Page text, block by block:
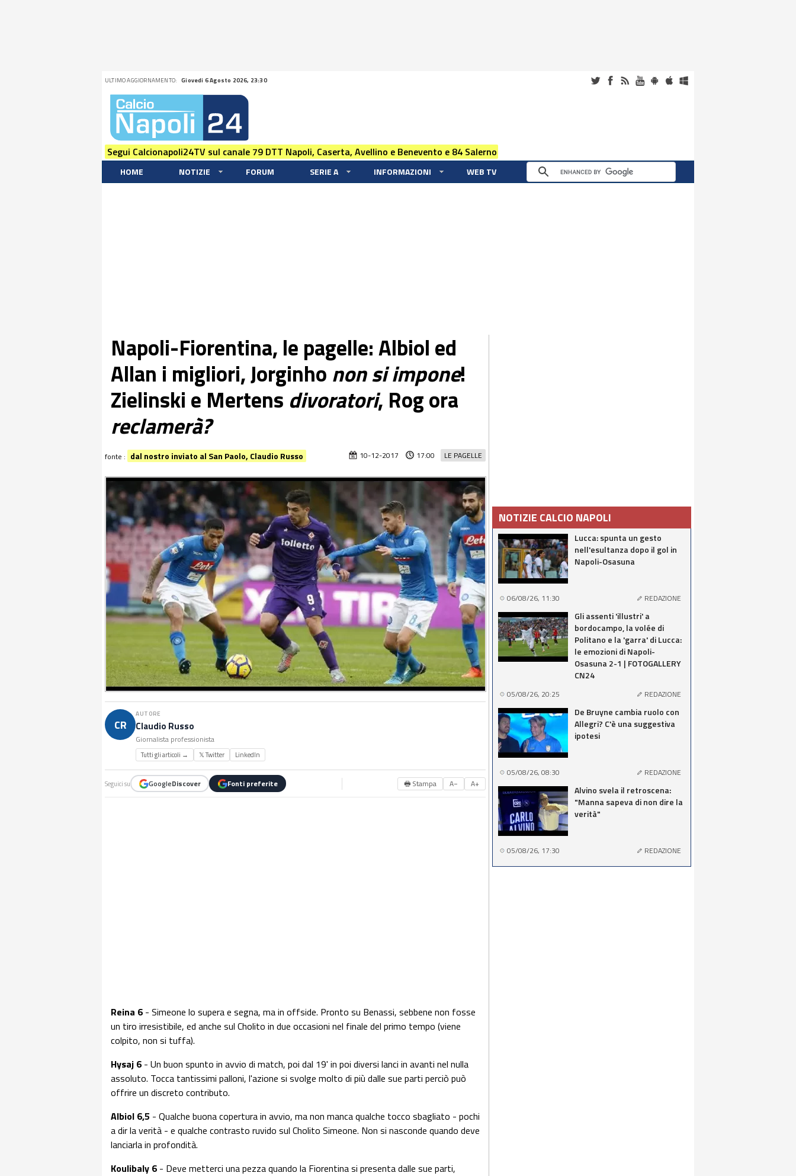
ULTIMO AGGIORNAMENTO: Giovedi 6 Agosto 2026, 23:30
Segui Calcionapoli24TV sul canale 79 DTT Napoli, Caserta, Avellino e Benevento e 84 Salerno
HOME NOTIZIE FORUM SERIE A INFORMAZIONI WEB TV
Napoli-Fiorentina, le pagelle: Albiol ed
Allan i migliori, Jorginho non si impone!
Zielinski e Mertens divoratori, Rog ora
reclamerà?
LE PAGELLE
10-12-2017 17:00
fonte : dal nostro inviato al San Paolo, Claudio Russo
CR
AUTORE
Claudio Russo
Giornalista professionista
Tutti gli articoli → 𝕏 Twitter LinkedIn
Seguici su GoogleDiscover Fonti preferite 🖶 Stampa A− A+
Reina 6 - Simeone lo supera e segna, ma in offside. Pronto su Benassi, sebbene non fosse
un tiro irresistibile, ed anche sul Cholito in due occasioni nel finale del primo tempo (viene
colpito, non si tuffa).
Hysaj 6 - Un buon spunto in avvio di match, poi dal 19' in poi diversi lanci in avanti nel nulla
assoluto. Tocca tantissimi palloni, l'azione si svolge molto di più dalle sue parti perciò può
offrire un discreto contributo.
Albiol 6,5 - Qualche buona copertura in avvio, ma non manca qualche tocco sbagliato - pochi
a dir la verità - e qualche contrasto ruvido sul Cholito Simeone. Non si nasconde quando deve
lanciarla in profondità.
Koulibaly 6 - Deve metterci una pezza quando la Fiorentina si presenta dalle sue parti,
NOTIZIE CALCIO NAPOLI
Lucca: spunta un gesto
nell'esultanza dopo il gol in
Napoli-Osasuna
06/08/26, 11:30 REDAZIONE
Gli assenti 'illustri' a
bordocampo, la volée di
Politano e la 'garra' di Lucca:
le emozioni di Napoli-
Osasuna 2-1 | FOTOGALLERY
CN24
05/08/26, 20:25 REDAZIONE
De Bruyne cambia ruolo con
Allegri? C'è una suggestiva
ipotesi
05/08/26, 08:30 REDAZIONE
Alvino svela il retroscena:
"Manna sapeva di non dire la
verità"
05/08/26, 17:30 REDAZIONE